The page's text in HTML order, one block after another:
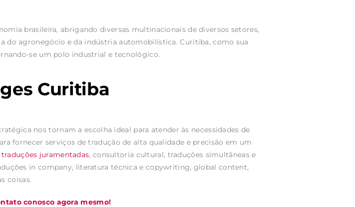
brasileira, abrigando diversas multinacionais de diversos setores,
do agronegócio e da indústria automobilística. Curitiba, como sua
se um polo industrial e tecnológico.
Curitiba
nos tornam a escolha ideal para atender às necessidades de
fornecer serviços de tradução de alta qualidade e precisão em um
traduções juramentadas, consultoria cultural, traduções simultâneas e
in company, literatura técnica e copywriting, global content,
coisas.
conosco agora mesmo!